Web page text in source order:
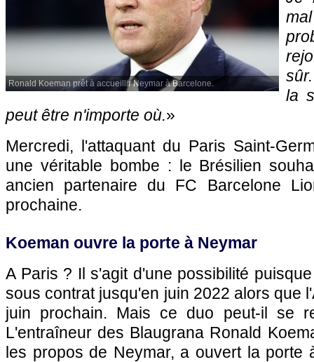
Ronald Koeman prêt à accueillir Neymar à Barcelone.
la
peut être n'importe où.»
Mercredi, l'attaquant du Paris Saint-
une véritable bombe : le Brésilien
ancien partenaire du FC Barcelone
prochaine.
Koeman ouvre la porte à Neymar
A Paris ? Il s'agit d'une possibilité
sous contrat jusqu'en juin 2022 alors que
juin prochain. Mais ce duo peut-il se
L'entraîneur des Blaugrana Ronald
les propos de Neymar, a ouvert la porte